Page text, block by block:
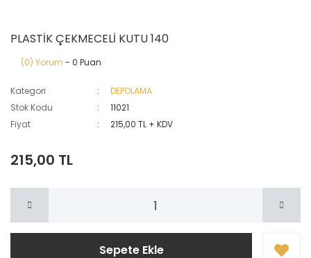
PLASTİK ÇEKMECELİ KUTU 140
(0) Yorum - 0 Puan
Kategori
DEPOLAMA
Stok Kodu
11021
Fiyat
215,00 TL + KDV
215,00 TL
Sepete Ekle